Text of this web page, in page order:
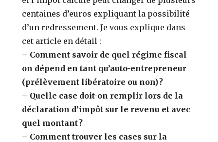
centaines d’euros expliquant la possibilité
d’un redressement. Je vous explique dans
cet article en détail :
– Comment savoir de quel régime fiscal
on dépend en tant qu’auto-entrepreneur
(prélèvement libératoire ou non) ?
– Quelle case doit-on remplir lors de la
déclaration d’impôt sur le revenu et avec
quel montant ?
– Comment trouver les cases sur la